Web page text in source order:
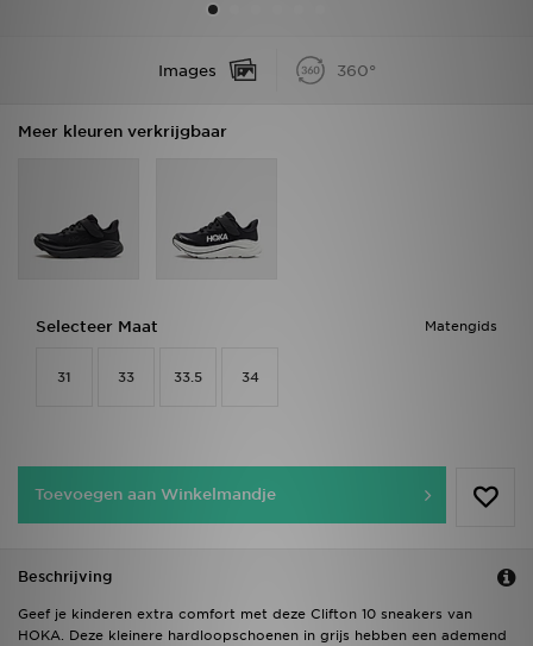
Images 360°
Meer kleuren verkrijgbaar
Matengids
Selecteer Maat
31 33 33.5 34
Toevoegen aan Winkelmandje
Beschrijving
Geef je kinderen extra comfort met deze Clifton 10 sneakers van
HOKA. Deze kleinere hardloopschoenen in grijs hebben een ademend
Klantenservice
Download de app
Wie wij zijn